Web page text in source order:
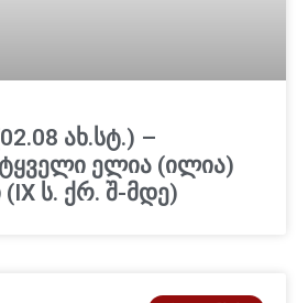
ახ.სტ.) –
ელია (ილია)
ს. ქრ. შ-მდე)